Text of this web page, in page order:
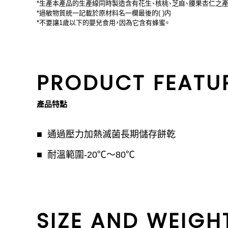
*生產本產品的生產線同時製造含有花生、核桃、芝麻、腰果杏仁之產
*過敏物質統一記載於原材料名一欄最後的( )内
*不要讓1歲以下的嬰兒食用，因為它含有蜂蜜。
PRODUCT
產品特點
通過壓力加熱滅菌長期儲存餅乾
耐溫範圍-20℃〜80℃
SIZE AND